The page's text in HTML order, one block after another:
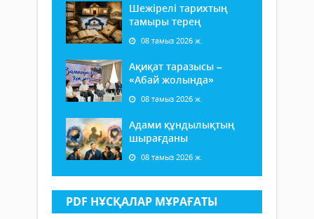
Шежірелі тарихтың
тамыры терең
08 тамыз 2026 ж.
Ақиқат таразысы –
«Абай жолында»
08 тамыз 2026 ж.
Адами құндылықтың
шырағданы
08 тамыз 2026 ж.
PDF НҰСҚАЛАР МҰРАҒАТЫ